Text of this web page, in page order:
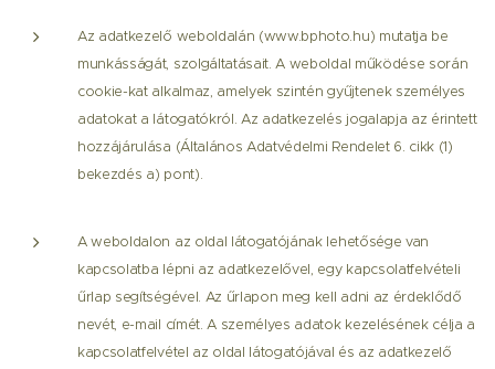
Az adatkezelő weboldalán (www.bphoto.hu) mutatja be
munkásságát, szolgáltatásait. A weboldal működése során
cookie-kat alkalmaz, amelyek szintén gyűjtenek személyes
adatokat a látogatókról. Az adatkezelés jogalapja az érintett
hozzájárulása (Általános Adatvédelmi Rendelet 6. cikk (1)
bekezdés a) pont).
A weboldalon az oldal látogatójának lehetősége van
kapcsolatba lépni az adatkezelővel, egy kapcsolatfelvételi
űrlap segítségével. Az űrlapon meg kell adni az érdeklődő
nevét, e-mail címét. A személyes adatok kezelésének célja a
kapcsolatfelvétel az oldal látogatójával és az adatkezelő